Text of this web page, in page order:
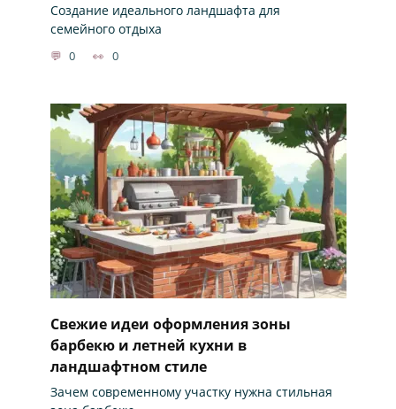
Создание идеального ландшафта для
семейного отдыха
0 0
Свежие идеи оформления зоны
барбекю и летней кухни в
ландшафтном стиле
Зачем современному участку нужна стильная